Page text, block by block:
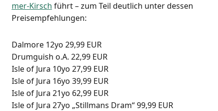
mer-Kirsch führt – zum Teil deut­lich unter des­sen
Preisempfehlungen:
Dal­mo­re 12yo 29,99 EUR
Drum­gu­ish o.A. 22,99 EUR
Isle of Jura 10yo 27,99 EUR
Isle of Jura 16yo 39,99 EUR
Isle of Jura 21yo 62,99 EUR
Isle of Jura 27yo „Still­mans Dram“ 99,99 EUR